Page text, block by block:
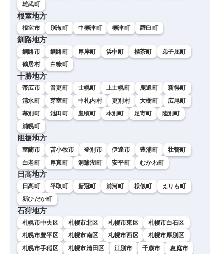
雄武町
根室地方
根室市 別海町 中標津町 標津町 羅臼町
釧路地方
釧路市 釧路町 厚岸町 浜中町 標茶町
弟子屈町
鶴居村
白糠町
十勝地方
帯広市 音更町 士幌町 上士幌町 鹿追町
新得町
清水町
芽室町 中札内村 更別村 大樹町
広尾町
幕別町
池田町 豊頃町 本別町 足寄町
陸別町
浦幌町
胆振地方
室蘭市 苫小牧市 登別市 伊達市 豊浦町
壮瞥町
白老町
厚真町 洞爺湖町 安平町 むかわ町
日高地方
日高町 平取町 新冠町 浦河町 様似町
えりも町
新ひだか町
石狩地方
札幌市中央区 札幌市北区 札幌市東区
札幌市白石区
札幌市豊平区
札幌市南区 札幌市西区
札幌市厚別区
札幌市手稲区
札幌市清田区 江別市 千歳市 恵庭市